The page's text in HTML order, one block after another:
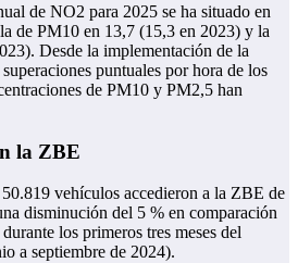
de NO2 para 2025 se ha situado en
de PM10 en 13,7 (15,3 en 2023) y la
Desde la implementación de la
puntuales por hora de los
de PM10 y PM2,5 han
la ZBE
vehículos accedieron a la ZBE de
disminución del 5 % en comparación
los primeros tres meses del
a septiembre de 2024).